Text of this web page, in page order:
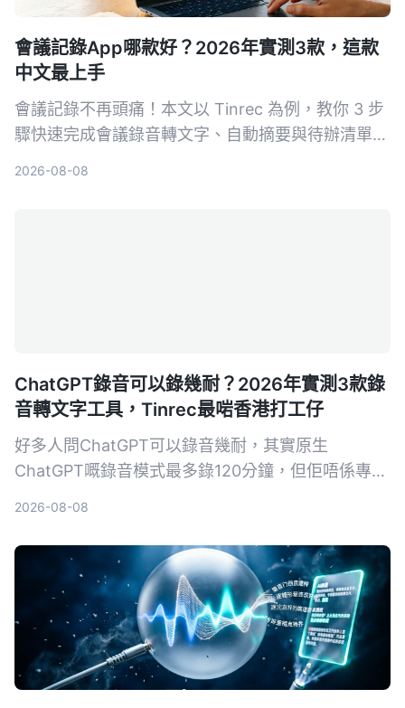
會議記錄App哪款好？2026年實測3款，這款
中文最上手
會議記錄不再頭痛！本文以 Tinrec 為例，教你 3 步
驟快速完成會議錄音轉文字、自動摘要與待辦清單，
2026-08-08
ChatGPT錄音可以錄幾耐？2026年實測3款錄
音轉文字工具，Tinrec最啱香港打工仔
好多人問ChatGPT可以錄音幾耐，其實原生
ChatGPT嘅錄音模式最多錄120分鐘，但佢唔係專為
答功能，真正幫你慳返OT時間。
2026-08-08